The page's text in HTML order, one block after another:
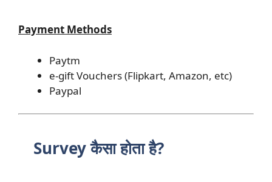
Payment Methods
Paytm
e-gift Vouchers (Flipkart, Amazon, etc)
Paypal
Survey कैसा होता है?